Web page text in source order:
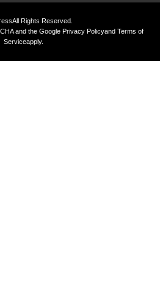
All Rights Reserved.
and the GooglePrivacy Policyand Terms of
Serviceapply.